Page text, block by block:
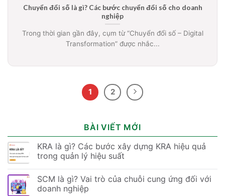
Chuyển đổi số là gì? Các bước chuyển đổi số cho doanh
nghiệp
Trong thời gian gần đây, cụm từ “Chuyển đổi số – Digital
Transformation” được nhắc...
1 2
BÀI VIẾT MỚI
KRA là gì? Các bước xây dựng KRA hiệu quả
trong quản lý hiệu suất
SCM là gì? Vai trò của chuỗi cung ứng đối với
doanh nghiệp